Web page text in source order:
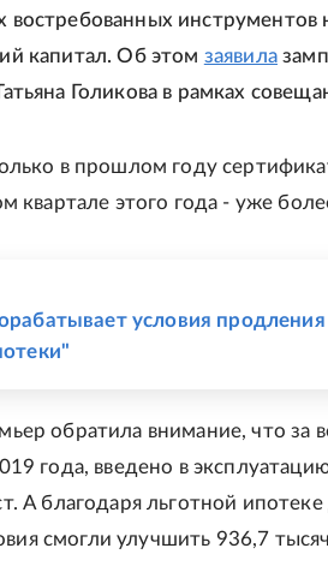
инструментов
капитал. Об этом заявила
Голикова в рамках
в прошлом году
квартале этого года - уже
условия продления
обратила внимание, что за
года, введено в
А благодаря льготной
смогли улучшить 936,7